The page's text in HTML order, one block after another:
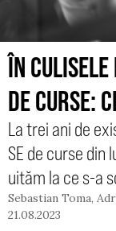
ÎN
DE CURSE:
La trei ani de
SE de curse din
uităm la ce s-a
Sebastian Toma,
21.08.2023